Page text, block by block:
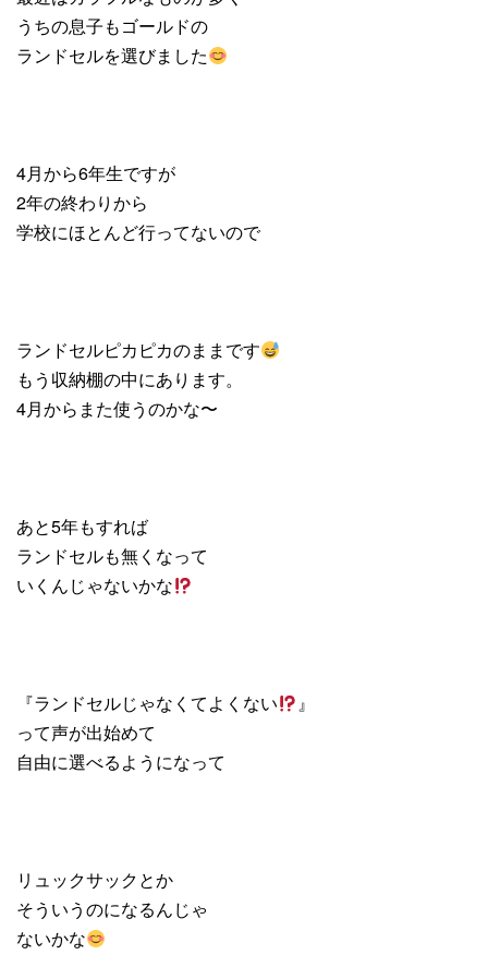
うちの息子もゴールドの
ランドセルを選びました
4月から6年生ですが
2年の終わりから
学校にほとんど行ってないので
ランドセルピカピカのままです
もう収納棚の中にあります。
4月からまた使うのかな〜
あと5年もすれば
ランドセルも無くなって
いくんじゃないかな
『ランドセルじゃなくてよくない
』
って声が出始めて
自由に選べるようになって
リュックサックとか
そういうのになるんじゃ
ないかな